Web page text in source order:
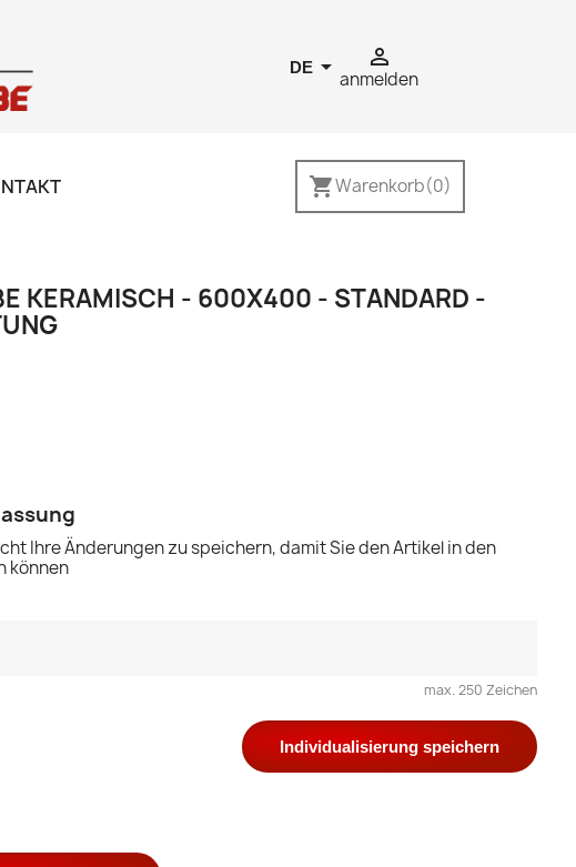
DE  
anmelden
shopping_cartWarenkorb(0)
KERAMISCH - 600X400 - STANDARD -
Ihre Änderungen zu speichern, damit Sie den Artikel in den
können
max. 250 Zeichen
Individualisierung speichern